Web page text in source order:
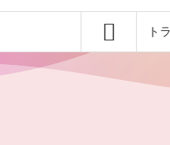
ス
キ
吉沢
トラ
ト